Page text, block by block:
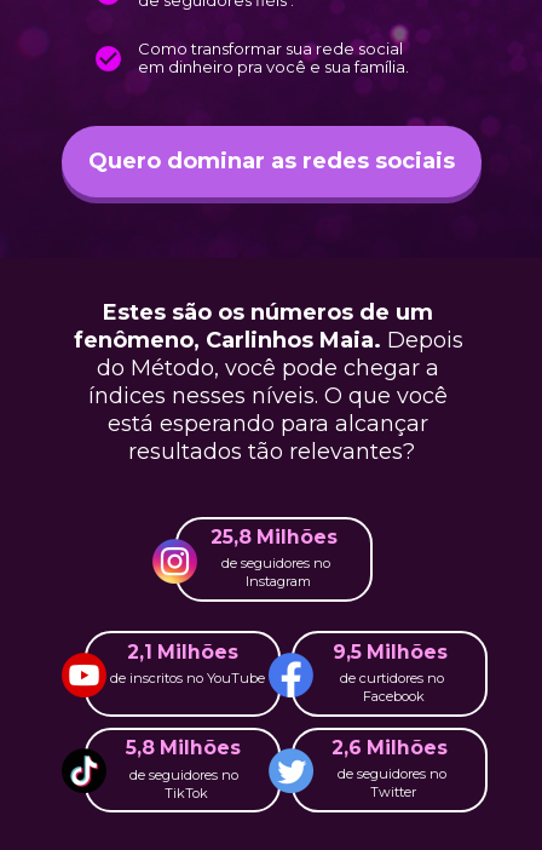
Quero dominar as redes sociais
Como transformar sua rede social
em dinheiro pra você e sua família.
Estes são os números de um
fenômeno, Carlinhos Maia. Depois
do Método, você pode chegar a
índices nesses níveis. O que você
está esperando para alcançar
resultados tão relevantes?
9,5 Milhões
de curtidores no
Facebook
2,1 Milhões
de inscritos no YouTube
25,8 Milhões
de seguidores no
Instagram
5,8 Milhões
de seguidores no
TikTok
2,6 Milhões
de seguidores no
Twitter